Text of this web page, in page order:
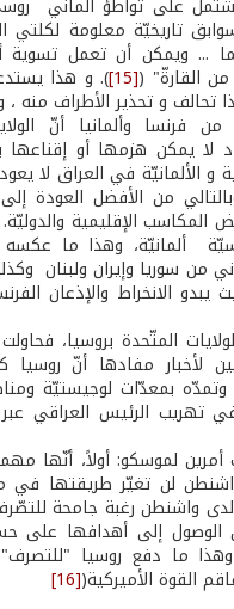
تاريخيّة معلومة لكلتي
... ويمكن أن تعمل تسوية
القارةّ" ([15] ). و هذا
تحالف و تحذير الأطراف منه
فرنسا وألمانيا أنّ
لا يمكن هزمها أو
و الألمانيّة في العراق لا
من الأفضل العودة
الإقليمية
ألمانيّة، وهذا ما
يبدو الانخراط والإذعان
المتّحدة بروسيا، فحاولت
لأخبار مفادها أنّ
بمعدّات لوجيستيّة
تهريب الرئيس العراقي
أمرين لموسكو: أولاً، أنّها
لن تغيّر طريقتها في
واشنطن رغبة جامحة
الوصول إلى أهدافها على
ما دفع روسيا "للتصرف"
القوة الأميركية([16]